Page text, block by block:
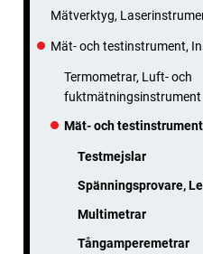
Mätverktyg,
Mät- och testinstrument,
Termometrar, Luft- och
fuktmätningsinstrument
Mät- och testinstrument
Testmejslar
Spänningsprovare,
Multimetrar
Tångamperemetrar